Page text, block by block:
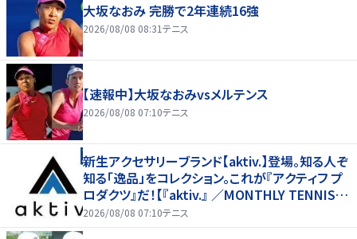
大坂なおみ 完勝で2年連続16強
2026/08/08 08:31テニス
【速報中】大坂なおみvsメルテンス
2026/08/08 07:10テニス
新生アクセサリーブランド【aktiv.】登場。知る人ぞ
知る「逸品」をコレクション。これが『アクティフ プ
ロダクツ』だ！【『aktiv.』 ／MONTHLY TENNIS G
EAR SELECTION TENNIS EYE】
2026/08/08 07:10テニス